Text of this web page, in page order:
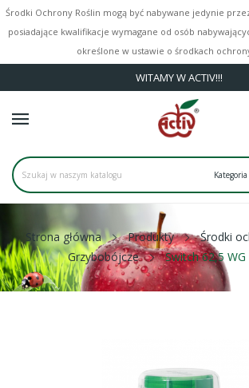
Środki Ochrony Roślin mogą być nabywane jedynie
posiadające kwalifikacje wymagane od osób
określone w ustawie o środkach
WITAMY W ACTIV!!!
Strona główna Produkty
Środki
Grzybobójcze
Switch 62,5 WG